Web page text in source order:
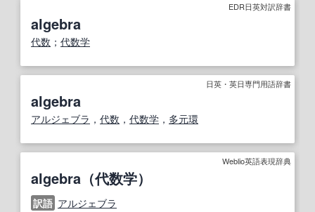
EDR日英対訳辞書
algebra
代数 ； 代数学
日英・英日専門用語辞書
algebra
アルジェブラ ， 代数 ， 代数学 ， 多元環
Weblio英語表現辞典
algebra（代数学）
訳語 アルジェブラ